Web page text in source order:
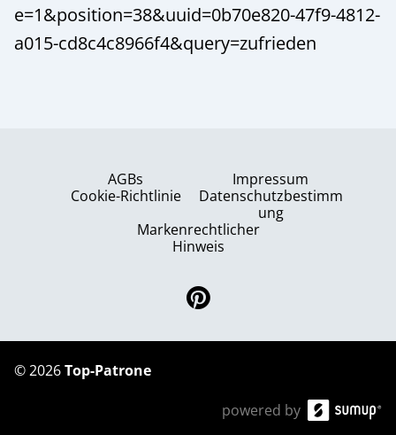
e=1&position=38&uuid=0b70e820-47f9-4812-
a015-cd8c4c8966f4&query=zufrieden
AGBs
Impressum
Cookie-Richtlinie
Datenschutzbestimm
ung
Markenrechtlicher
Hinweis
©2026Top-Patrone
powered by